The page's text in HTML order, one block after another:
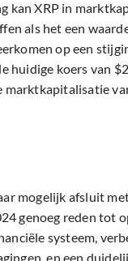
kan XRP in
als het een
op een
huidige koers van
marktkapitalisatie
mogelijk afsluit
genoeg reden tot
systeem,
en een